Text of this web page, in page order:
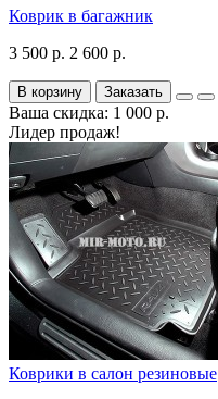
Коврик в багажник
3 500 р. 2 600 р.
В корзину Заказать
Ваша скидка: 1 000 р.
Лидер продаж!
Коврики в салон резиновые